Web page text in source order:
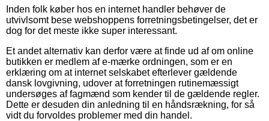
Inden folk køber hos en internet handler behøver de
utvivlsomt bese webshoppens forretningsbetingelser, det er
dog for det meste ikke super interessant.
Et andet alternativ kan derfor være at finde ud af om online
butikken er medlem af e-mærke ordningen, som er en
erklæring om at internet selskabet efterlever gældende
dansk lovgivning, udover at forretningen rutinemæssigt
undersøges af fagmænd som kender til de gældende regler.
Dette er desuden din anledning til en håndsrækning, for så
vidt du forvoldes problemer med din handel.